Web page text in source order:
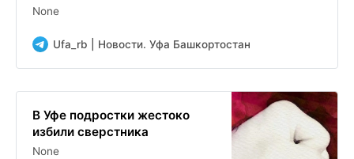
None
Ufa_rb | Новости. Уфа Башкортостан
В Уфе подростки жестоко
избили сверстника
None